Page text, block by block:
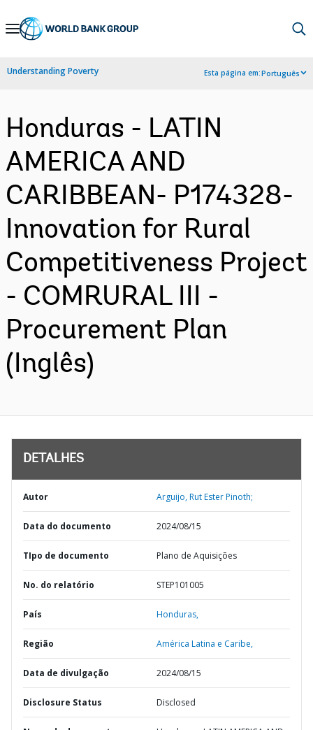
Skip
Navigation
Understanding Poverty Esta página em:Português
Honduras - LATIN
AMERICA AND
CARIBBEAN- P174328-
Innovation for Rural
Competitiveness Project
- COMRURAL III -
Procurement Plan
(Inglês)
DETALHES
Autor Arguijo, Rut Ester Pinoth;
Data do documento 2024/08/15
TIpo de documento Plano de Aquisições
No. do relatório STEP101005
País Honduras,
Região América Latina e Caribe,
Data de divulgação 2024/08/15
Disclosure Status Disclosed